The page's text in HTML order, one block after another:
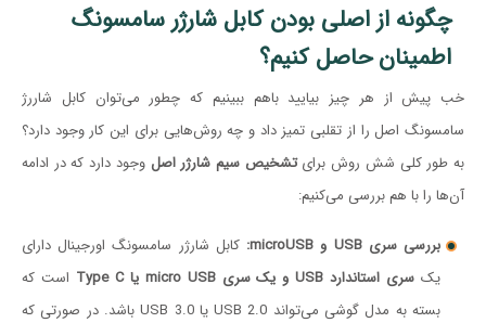
چگونه از اصلی بودن کابل شارژر سامسونگ
اطمینان حاصل کنیم؟
خب پیش از هر چیز بیایید باهم ببینیم که چطور می‌توان کابل شاررژ
سامسونگ اصل را از تقلبی تمیز داد و چه روش‌هایی برای این کار وجود دارد؟
به طور کلی شش روش برایتشخیص سیم شارژر اصل وجود دارد که در ادامه
آن‌ها را با هم بررسی می‌کنیم:
بررسی سری USB و microUSB:
کابل‌ شارژر سامسونگ اورجینال دارای
یک سری استاندارد USB و یک سری micro USB یا Type C
است که
بسته به مدل گوشی می‌تواند USB 2.0 یا USB 3.0 باشد. در صورتی که